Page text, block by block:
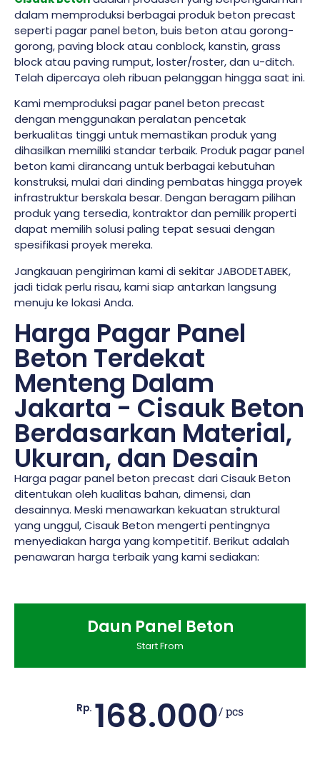
dalam memproduksi berbagai produk beton precast
seperti pagar panel beton, buis beton atau gorong-
gorong, paving block atau conblock, kanstin, grass
block atau paving rumput, loster/roster, dan u-ditch.
Telah dipercaya oleh ribuan pelanggan hingga saat ini.
Kami memproduksi pagar panel beton precast
dengan menggunakan peralatan pencetak
berkualitas tinggi untuk memastikan produk yang
dihasilkan memiliki standar terbaik. Produk pagar panel
beton kami dirancang untuk berbagai kebutuhan
konstruksi, mulai dari dinding pembatas hingga proyek
infrastruktur berskala besar. Dengan beragam pilihan
produk yang tersedia, kontraktor dan pemilik properti
dapat memilih solusi paling tepat sesuai dengan
spesifikasi proyek mereka.
Jangkauan pengiriman kami di sekitar JABODETABEK,
jadi tidak perlu risau, kami siap antarkan langsung
menuju ke lokasi Anda.
Harga Pagar Panel
Beton Terdekat
Menteng Dalam
Jakarta - Cisauk Beton
Berdasarkan Material,
Ukuran, dan Desain
Harga pagar panel beton precast dari Cisauk Beton
ditentukan oleh kualitas bahan, dimensi, dan
desainnya. Meski menawarkan kekuatan struktural
yang unggul, Cisauk Beton mengerti pentingnya
menyediakan harga yang kompetitif. Berikut adalah
penawaran harga terbaik yang kami sediakan:
Daun Panel Beton
Start From
Rp. 168.000/ pcs